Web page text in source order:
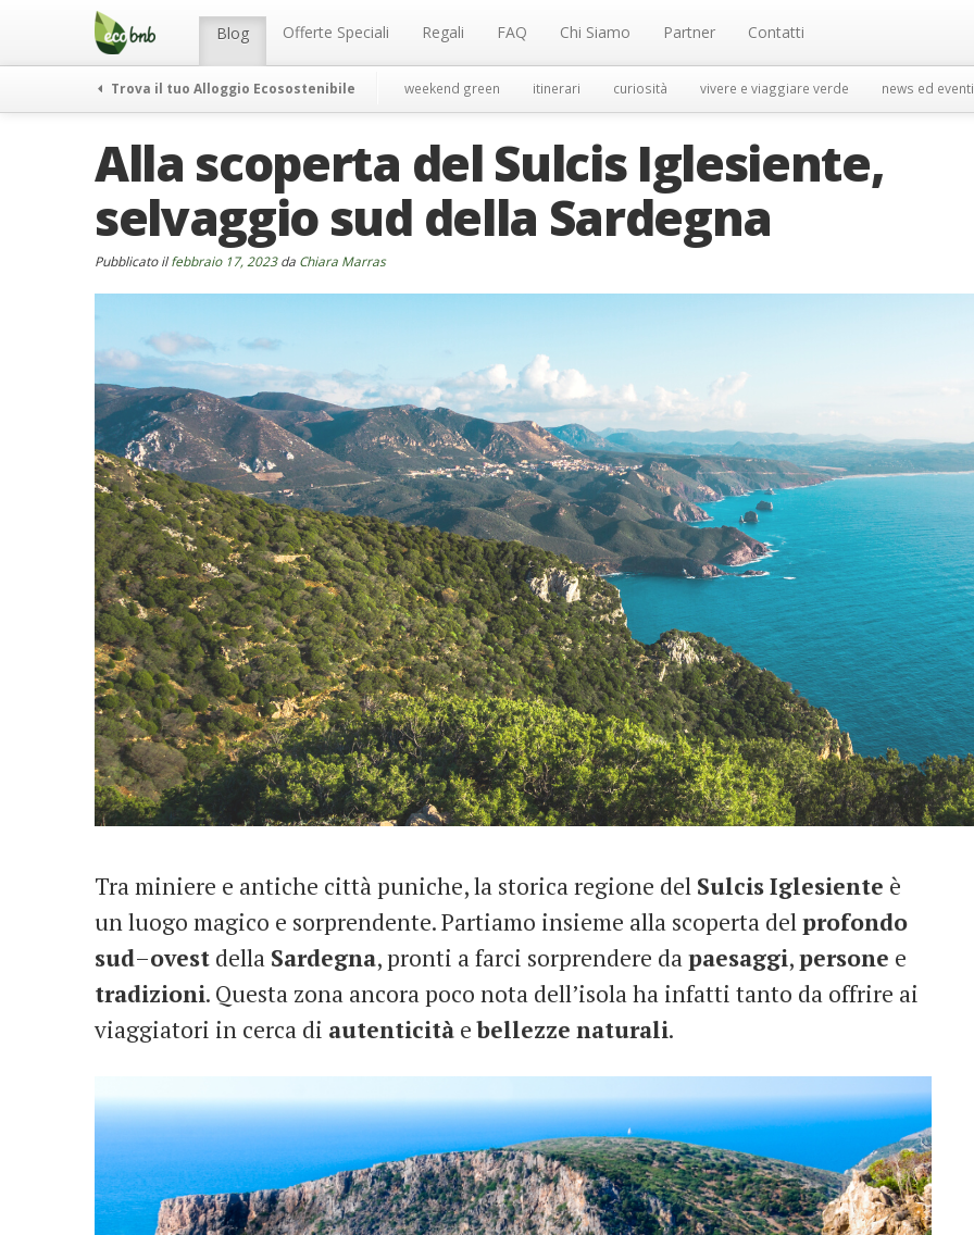
Menu Blog Offerte Speciali Regali FAQ Chi Siamo Partner Contatti
Trova il tuo Alloggio Ecosostenibile weekend green itinerari curiosità vivere e viaggiare verde news ed eventi
Alla scoperta del Sulcis Iglesiente,
selvaggio sud della Sardegna
Pubblicato ilfebbraio 17, 2023da Chiara Marras
Tra miniere e antiche città puniche, la storica regione del SulcisIglesiente è
un luogo magico e sorprendente. Partiamo insieme alla scoperta delprofondo
sud–ovest della Sardegna, pronti a farci sorprendere dapaesaggi,persone e
tradizioni. Questa zona ancora poco nota dell’isola ha infatti tanto da offrire ai
viaggiatori in cerca di autenticità ebellezze naturali.